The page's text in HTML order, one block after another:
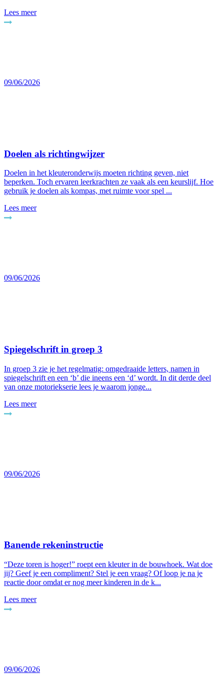
Lees meer
09/06/2026
Doelen als richtingwijzer
Doelen in het kleuteronderwijs moeten richting geven, niet
beperken. Toch ervaren leerkrachten ze vaak als een keurslijf. Hoe
gebruik je doelen als kompas, met ruimte voor spel ...
Lees meer
09/06/2026
Spiegelschrift in groep 3
In groep 3 zie je het regelmatig: omgedraaide letters, namen in
spiegelschrift en een ‘b’ die ineens een ‘d’ wordt. In dit derde deel
van onze motoriekserie lees je waarom jonge...
Lees meer
09/06/2026
Banende rekeninstructie
“Deze toren is hoger!” roept een kleuter in de bouwhoek. Wat doe
jij? Geef je een compliment? Stel je een vraag? Of loop je na je
reactie door omdat er nog meer kinderen in de k...
Lees meer
09/06/2026